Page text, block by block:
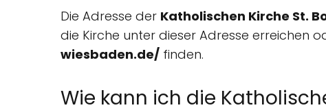
Die Adresse der Katholischen Kirche St.
die Kirche unter dieser Adresse erreichen
wiesbaden.de/ finden.
Wie kann ich die